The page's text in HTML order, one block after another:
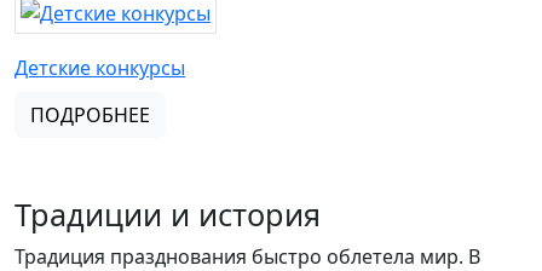
Детские конкурсы
ПОДРОБНЕЕ
Традиции и история
Традиция празднования быстро облетела мир. В